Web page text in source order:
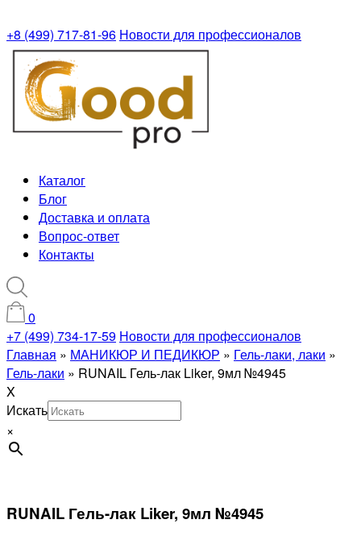
+8 (499) 717-81-96 Новости для профессионалов
Каталог
Блог
Доставка и оплата
Вопрос-ответ
Контакты
0
+7 (499) 734-17-59 Новости для профессионалов
Главная » МАНИКЮР И ПЕДИКЮР » Гель-лаки, лаки »
Гель-лаки » RUNAIL Гель-лак Liker, 9мл №4945
X
Искать
×
RUNAIL Гель-лак Liker, 9мл №4945